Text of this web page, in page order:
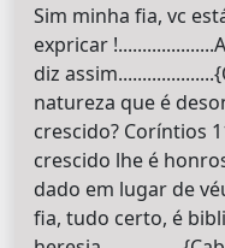
Sim minha fia, vc
expricar
diz
natureza que é
crescido? Coríntios
crescido lhe é
dado em lugar de
fia, tudo certo, é